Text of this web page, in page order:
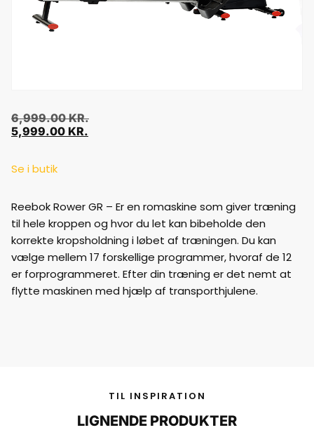
6,999.00KR.
5,999.00 KR.
Se i butik
Reebok Rower GR – Er en romaskine som giver træning
til hele kroppen og hvor du let kan bibeholde den
korrekte kropsholdning i løbet af træningen. Du kan
vælge mellem 17 forskellige programmer, hvoraf de 12
er forprogrammeret. Efter din træning er det nemt at
flytte maskinen med hjælp af transporthjulene.
TIL INSPIRATION
LIGNENDE PRODUKTER